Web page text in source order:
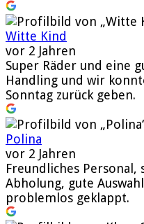
Witte Kind
vor 2 Jahren
Super Räder und eine
Handling und wir
Sonntag zurück geben.
Polina
vor 2 Jahren
Freundliches Personal,
Abholung, gute
problemlos geklappt.